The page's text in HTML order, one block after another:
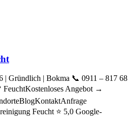
| Gründlich | Bokma 📞 0911 – 817 68
Angebot →
Feucht ⭐ 5,0 Google-